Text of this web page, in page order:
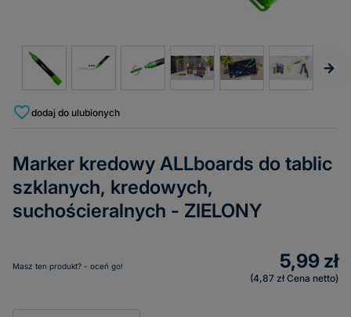
dodaj do ulubionych
Marker kredowy ALLboards do tablic
szklanych, kredowych,
suchościeralnych - ZIELONY
Masz ten produkt? - oceń go! 5,99 zł
4,87 zł Cena netto